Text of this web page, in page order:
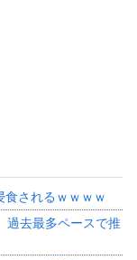
食されるｗｗｗｗ
去最多ペースで推